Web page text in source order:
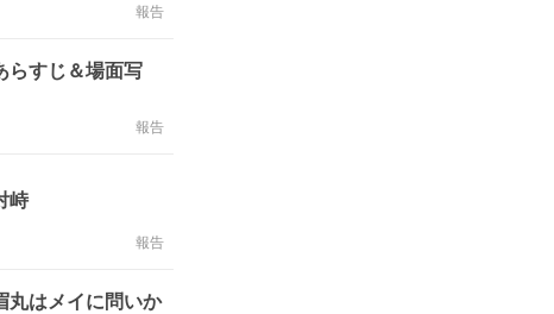
報告
らすじ＆場面写
報告
峙
報告
はメイに問いか